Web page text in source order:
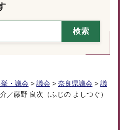
・議会 > 議会 > 奈良県議会 > 議
／藤野 良次（ふじの よしつぐ）